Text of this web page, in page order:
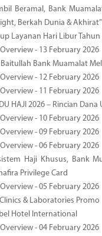
Beramal, Bank
Berkah Dunia & Akhirat”
Layanan Hari Libur
- 13 February 2026
Baitullah Bank Muamalat
- 12 February 2026
- 11 February 2026
HAJI 2026 – Rincian Dana
- 10 February 2026
- 09 February 2026
- 06 February 2026
Haji Khusus, Bank
Privilege Card
- 05 February 2026
& Laboratories Promo
Hotel International
- 04 February 2026